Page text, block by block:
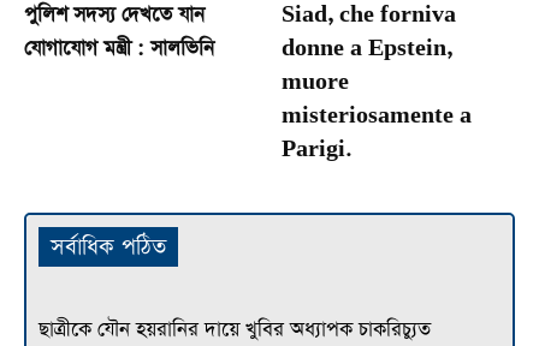
পুলিশ সদস্য দেখতে যান
যোগাযোগ মন্ত্রী : সালভিনি
Siad, che forniva
donne a Epstein,
muore
misteriosamente a
Parigi.
সর্বাধিক পঠিত
ছাত্রীকে যৌন হয়রানির দায়ে খুবির অধ্যাপক চাকরিচ্যুত